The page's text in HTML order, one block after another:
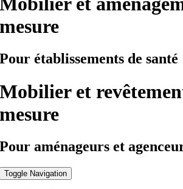
mesure
Pour établissements de santé
Mobilier et
mesure
Pour aménageurs et
Toggle Navigation